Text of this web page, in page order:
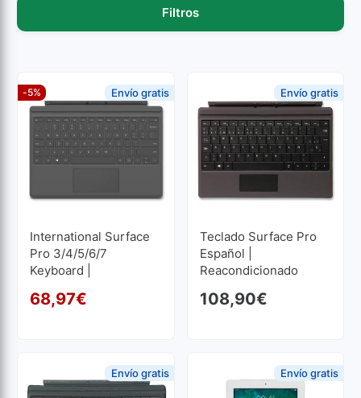
Filtros
International Surface
Pro 3/4/5/6/7
Keyboard |
El precio original era:
68,97€
El precio actual es:
-5% Envío gratis
Teclado Surface Pro
Español |
Reacondicionado
108,90€
Envío gratis
Envío gratis Envío gratis